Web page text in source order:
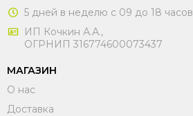
5 дней в неделю с 09 до 18 часов
ИП Кочкин А.А.,
ОГРНИП 316774600073437
МАГАЗИН
О нас
Доставка